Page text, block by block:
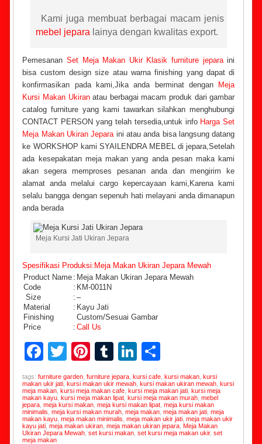
Kami juga membuat berbagai macam jenis
mebel jepara lainya dengan kwalitas export.
PemesananSet Meja Makan Ukir Klasik furniture jeparaini
bisa custom design size atau warna finishing yang dapat di
konfirmasikan pada kami,Jika anda berminat dengan Meja
Kursi Makan Ukiranatau berbagai macam produk dari gambar
catalog furniture yang kami tawarkan silahkan menghubungi
CONTACT PERSON yang telah tersedia,untuk info Harga Set
Meja Makan Ukiran Jepara ini atau anda bisa langsung datang
ke WORKSHOP kami SYAILENDRA MEBEL di jepara,Setelah
ada kesepakatan meja makan yang anda pesan maka kami
akan segera memproses pesanan anda dan mengirim ke
alamat anda melalui cargo kepercayaan kami,Karena kami
selalu bangga dengan sepenuh hati melayani anda dimanapun
anda berada
Meja Kursi Jati Ukiran Jepara
Spesifikasi Produksi:Meja Makan Ukiran Jepara Mewah
Product Name : Meja Makan Ukiran Jepara Mewah
Code
: KM-0011N
Size
: –
Material
: Kayu Jati
Finishing
Custom/Sesuai Gambar
Price
: Call Us
Facebook
Twitter
Pinterest
TumblrLinkedIn
tags:furniture garden ,furniture jepara ,kursi cafe ,kursi makan ,kursi
makan ukir jati ,kursi makan ukir mewah ,kursi makan ukiran mewah ,kursi
meja makan ,kursi meja makan cafe ,kursi meja makan jati ,kursi meja
makan kayu ,kursi meja makan lipat ,kursi meja makan murah ,mebel
jepara ,meja kursi makan ,meja kursi makan lipat ,meja kursi makan
minimalis ,meja kursi makan murah ,meja makan ,meja makan jati ,meja
makan kayu ,meja makan minimalis ,meja makan ukir jati ,meja makan ukir
kayu jati ,meja makan ukiran ,meja makan ukiran jepara ,Meja Makan
Ukiran Jepara Mewah ,set kursi makan ,set kursi meja makan ukir,set
meja makan